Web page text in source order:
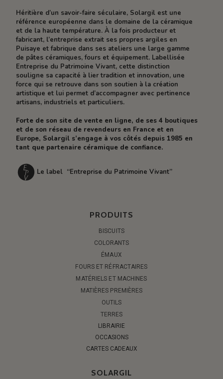
Héritière d’un savoir-faire séculaire, Solargil est une
référence européenne dans le domaine de la céramique
et de la haute température. À la fois producteur et
fabricant, l’entreprise extrait ses propres argiles en
Puisaye et fabrique dans ses ateliers une large gamme
de pâtes céramiques, fours et équipement. Labellisée
Entreprise du Patrimoine Vivant, cette distinction
souligne sa capacité à lier tradition et innovation, une
force qui se retrouve dans son soutien à la création
artistique et lui permet d’accompagner avec pertinence
artisans, industriels et particuliers.
Forte de son site de vente en ligne, de ses 4 boutiques
et de son réseau de revendeurs en France et en
Europe, Solargil s’engage à vos côtés depuis 1985 en
tant que partenaire céramique de confiance.
Le label “Entreprise du Patrimoine Vivant”
PRODUITS
BISCUITS
COLORANTS
ÉMAUX
FOURS ET RÉFRACTAIRES
MATÉRIELS ET MACHINES
MATIÈRES PREMIÈRES
OUTILS
TERRES
LIBRAIRIE
OCCASIONS
CARTES CADEAUX
SOLARGIL